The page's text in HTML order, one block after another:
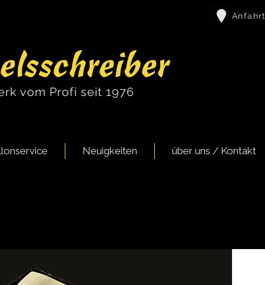
Anfahrt
vom Profi seit 1976
Neuigkeiten über uns / Kontakt